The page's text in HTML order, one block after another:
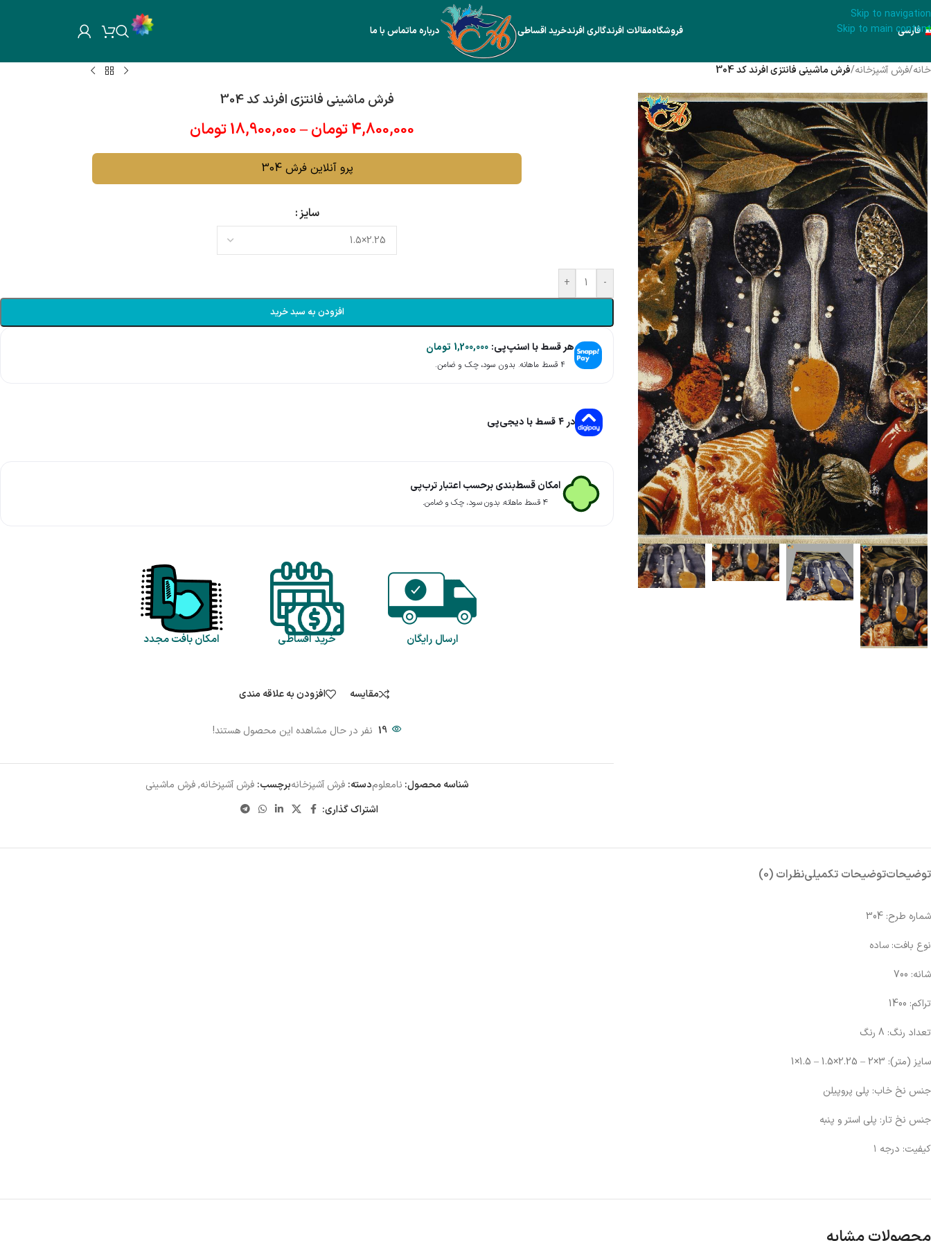
Skip to navigation
Skip to main content
فارسی فروشگاهمقالات افرندگالری افرندخرید اقساطی درباره ماتماس با ما
خانه/فرش آشپزخانه/فرش ماشینی فانتزی افرند کد 304
فرش ماشینی فانتزی افرند کد 304
4,800,000تومان–
18,900,000تومان
پرو آنلاین فرش 304
سایز
-
+
افزودن به سبد خرید
هر قسط با اسنپ‌پی: 1,200,000 تومان
۴ قسط ماهانه. بدون سود، چک و ضامن.
در ۴ قسط با دیجی‌پی
امکان قسط‌بندی برحسب اعتبار ترب‌پی
۴ قسط ماهانه. بدون سود، چک و ضامن.
ارسال رایگان خرید اقساطی امکان بافت مجدد
مقایسه افزودن به علاقه مندی
19 نفر در حال مشاهده این محصول هستند!
شناسه محصول: نامعلومدسته: فرش آشپزخانهبرچسب: فرش آشپزخانه, فرش ماشینی
اشتراک گذاری:
توضیحاتتوضیحات تکمیلینظرات (0)
شماره طرح: 304
نوع بافت:‌ ساده
شانه:‌ 700
تراکم:‌ 1400
تعداد رنگ: 8 رنگ
سایز (متر):‌ 3×2 – 2.25×1.5 – 1.5×1
جنس نخ خاب: پلی پروپیلن
جنس نخ تار: پلی استر و پنبه
کیفیت: درجه ۱